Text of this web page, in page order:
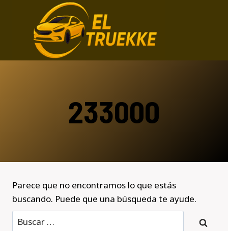
contenido
233000
Parece que no encontramos lo que estás
buscando. Puede que una búsqueda te ayude.
Buscar: